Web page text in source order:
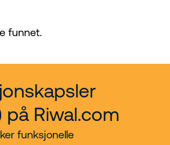
på Riwal.com
funksjonelle
funnet.